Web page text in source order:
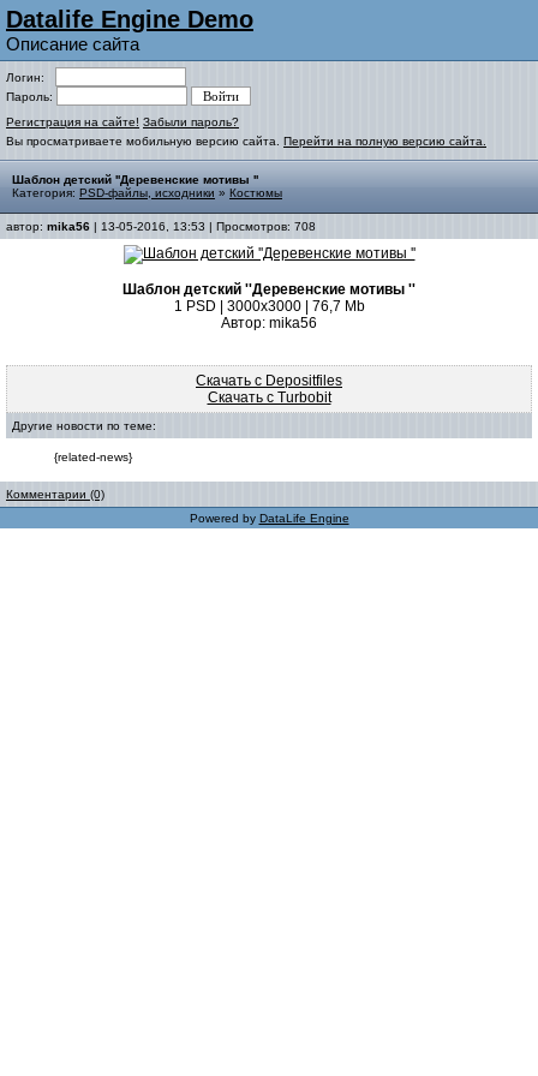
Datalife Engine Demo
Описание сайта
Логин:
Пароль:
Регистрация на сайте! Забыли пароль?
Вы просматриваете мобильную версию сайта. Перейти на полную версию сайта.
Шаблон детский ''Деревенские мотивы ''
Категория: PSD-файлы, исходники » Костюмы
автор: mika56 | 13-05-2016, 13:53 | Просмотров: 708
Шаблон детский ''Деревенские мотивы ''
1 PSD | 3000х3000 | 76,7 Mb
Автор: mika56
Скачать с Depositfiles
Скачать с Turbobit
Другие новости по теме:
{related-news}
Комментарии (0)
Powered by DataLife Engine